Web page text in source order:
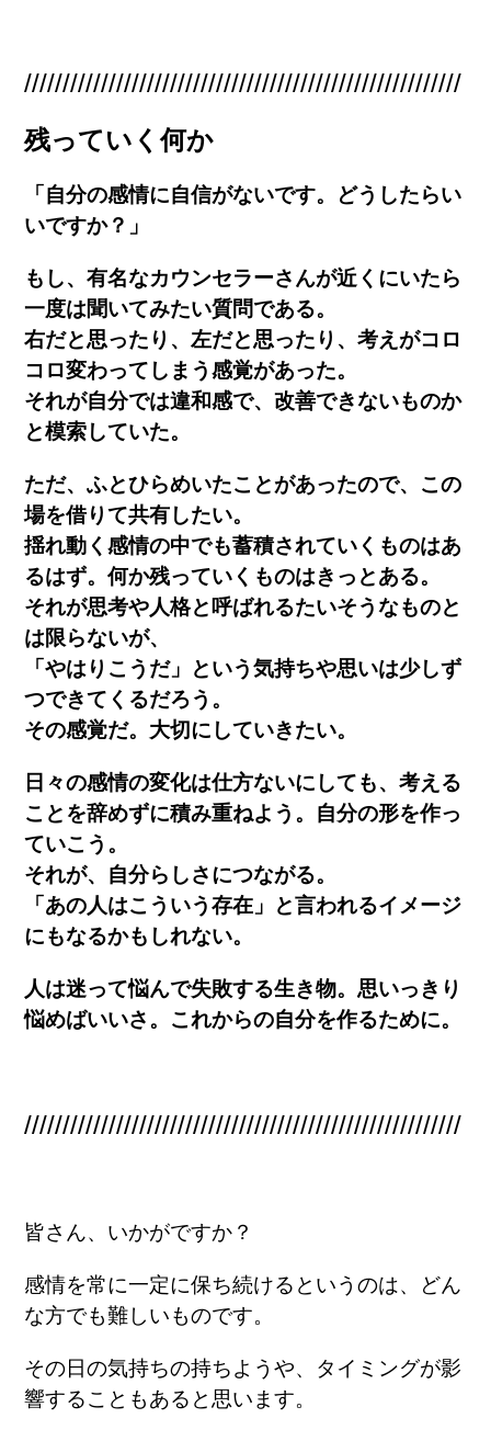
/////////////////////////////////////////////////////////
残っていく何か
「自分の感情に自信がないです。どうしたらい
いですか？」
もし、有名なカウンセラーさんが近くにいたら
一度は聞いてみたい質問である。
右だと思ったり、左だと思ったり、考えがコロ
コロ変わってしまう感覚があった。
それが自分では違和感で、改善できないものか
と模索していた。
ただ、ふとひらめいたことがあったので、この
場を借りて共有したい。
揺れ動く感情の中でも蓄積されていくものはあ
るはず。何か残っていくものはきっとある。
それが思考や人格と呼ばれるたいそうなものと
は限らないが、
「やはりこうだ」という気持ちや思いは少しず
つできてくるだろう。
その感覚だ。大切にしていきたい。
日々の感情の変化は仕方ないにしても、考える
ことを辞めずに積み重ねよう。自分の形を作っ
ていこう。
それが、自分らしさにつながる。
「あの人はこういう存在」と言われるイメージ
にもなるかもしれない。
人は迷って悩んで失敗する生き物。思いっきり
悩めばいいさ。これからの自分を作るために。
/////////////////////////////////////////////////////////
皆さん、いかがですか？
感情を常に一定に保ち続けるというのは、どん
な方でも難しいものです。
その日の気持ちの持ちようや、タイミングが影
響することもあると思います。